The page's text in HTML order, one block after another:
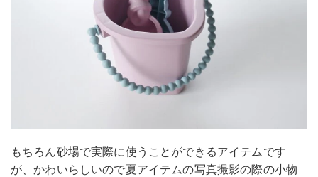
もちろん砂場で実際に使うことができるアイテムです
が、かわいらしいので夏アイテムの写真撮影の際の小物